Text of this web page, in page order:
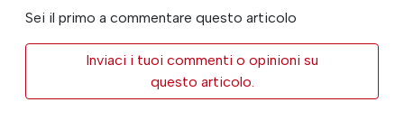
Sei il primo a commentare questo articolo
Inviaci i tuoi commenti o opinioni su
questo articolo.